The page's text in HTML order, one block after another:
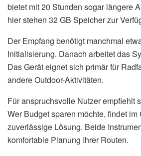
bietet mit 20 Stunden sogar längere
hier stehen 32 GB Speicher zur
Der Empfang benötigt manchmal
Initialisierung. Danach arbeitet das
Das Gerät eignet sich primär für
andere Outdoor-Aktivitäten.
Für anspruchsvolle Nutzer empfiehlt
Wer Budget sparen möchte, findet
zuverlässige Lösung. Beide
komfortable Planung Ihrer Routen.